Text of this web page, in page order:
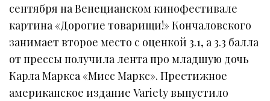
сентября на Венецианском кинофестивале
картина «Дорогие товарищи!» Кончаловского
занимает второе место с оценкой 3.1, а 3.3 балла
от прессы получила лента про младшую дочь
Карла Маркса «Мисс Маркс». Престижное
американское издание Variety выпустило